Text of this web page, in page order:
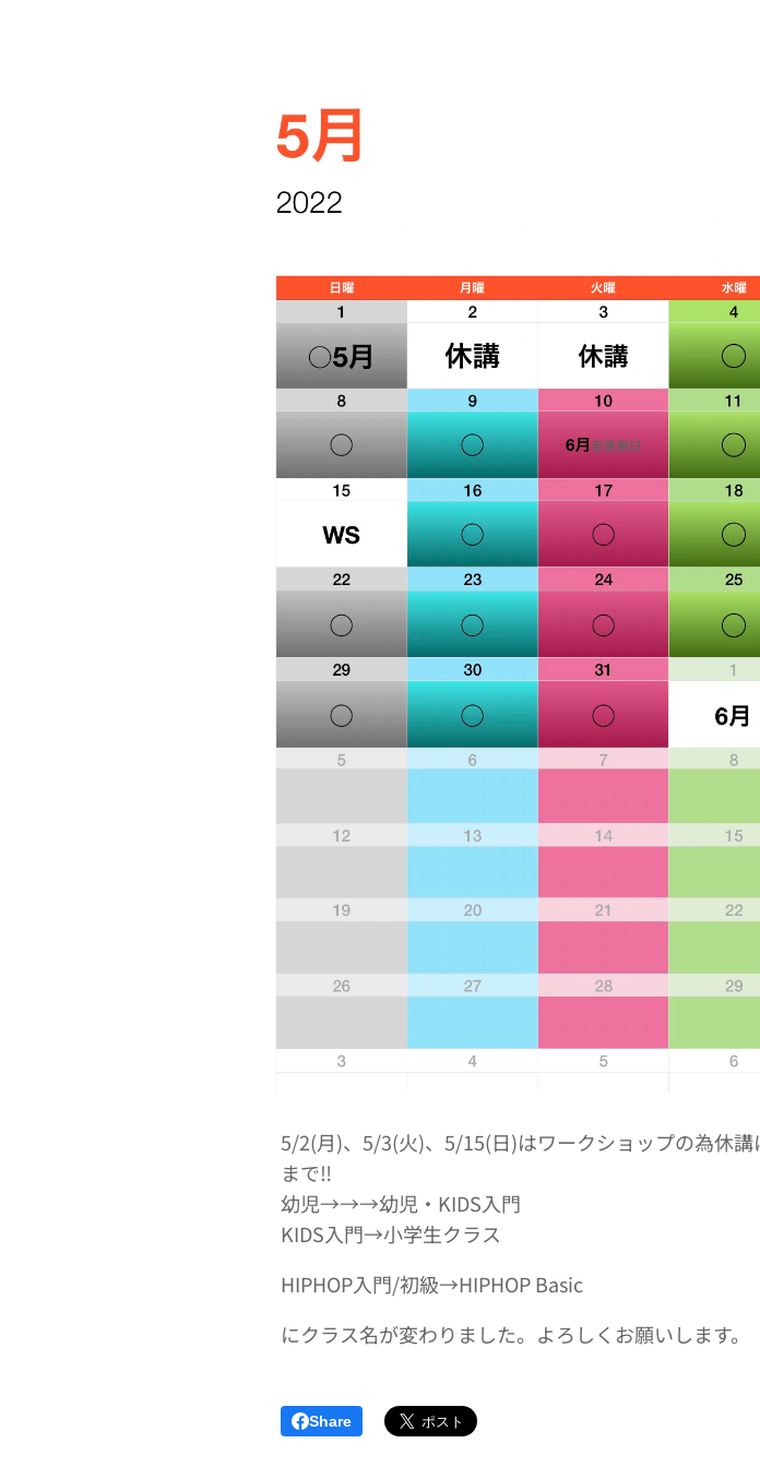
5/2(月)、5/3(火)、5/15(日)はワークショップの為休
まで‼️
幼児→→→幼児・KIDS入門
KIDS入門→小学生クラス
HIPHOP入門/初級→HIPHOP Basic
にクラス名が変わりました。よろしくお願いします。
Share